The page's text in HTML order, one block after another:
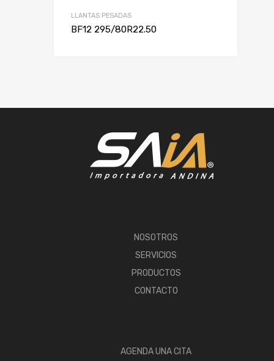
LLANTAS PESADAS
BF12 295/80R22.50
NOSOTROS
SERVICIOS
PRODUCTOS
CONTACTO
AGENDA UNA CITA